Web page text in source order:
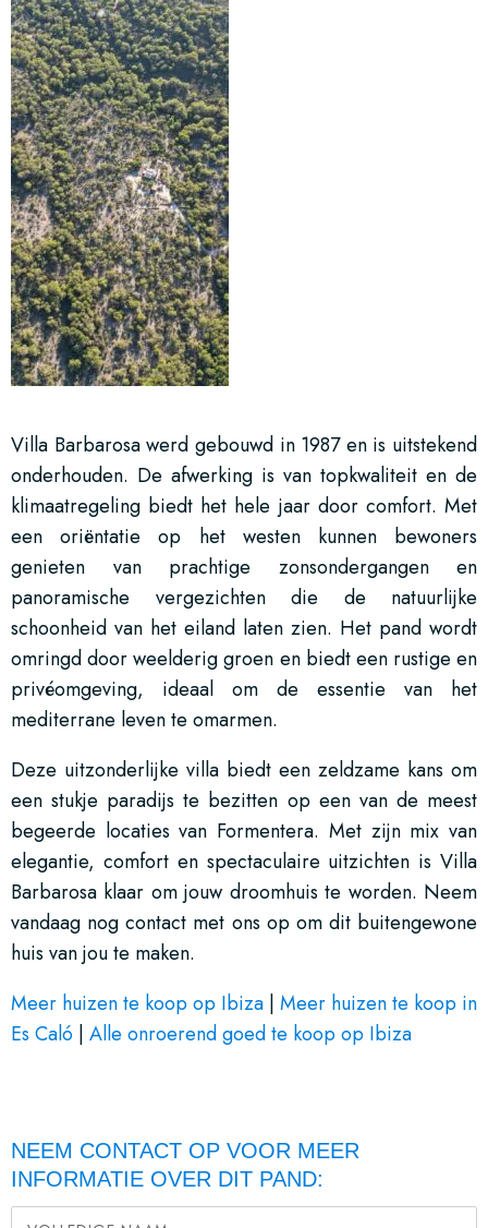
Villa Barbarosa werd gebouwd in 1987 en is uitstekend
onderhouden. De afwerking is van topkwaliteit en de
klimaatregeling biedt het hele jaar door comfort. Met
een oriëntatie op het westen kunnen bewoners
genieten van prachtige zonsondergangen en
panoramische vergezichten die de natuurlijke
schoonheid van het eiland laten zien. Het pand wordt
omringd door weelderig groen en biedt een rustige en
privéomgeving, ideaal om de essentie van het
mediterrane leven te omarmen.
Deze uitzonderlijke villa biedt een zeldzame kans om
een stukje paradijs te bezitten op een van de meest
begeerde locaties van Formentera. Met zijn mix van
elegantie, comfort en spectaculaire uitzichten is Villa
Barbarosa klaar om jouw droomhuis te worden. Neem
vandaag nog contact met ons op om dit buitengewone
huis van jou te maken.
Meer huizen te koop op Ibiza | Meer huizen te koop in
Es Caló | Alle onroerend goed te koop op Ibiza
NEEM CONTACT OP VOOR MEER
INFORMATIE OVER DIT PAND: